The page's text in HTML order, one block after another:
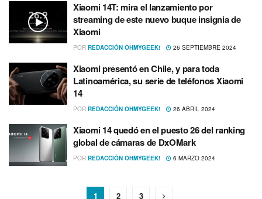
Xiaomi 14T: mira el lanzamiento por
streaming de este nuevo buque insignia de
Xiaomi
POR REDACCIÓN OHMYGEEK! 26 SEPTIEMBRE 2024
Xiaomi presentó en Chile, y para toda
Latinoamérica, su serie de teléfonos Xiaomi
14
POR REDACCIÓN OHMYGEEK! 26 ABRIL 2024
Xiaomi 14 quedó en el puesto 26 del ranking
global de cámaras de DxOMark
POR REDACCIÓN OHMYGEEK! 6 MARZO 2024
1 2 3